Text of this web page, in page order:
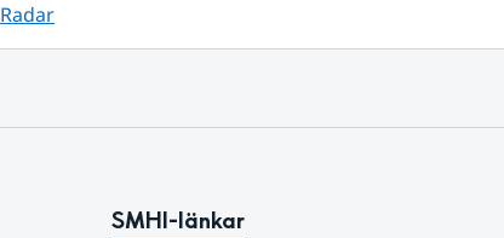
Radar
SMHI-länkar